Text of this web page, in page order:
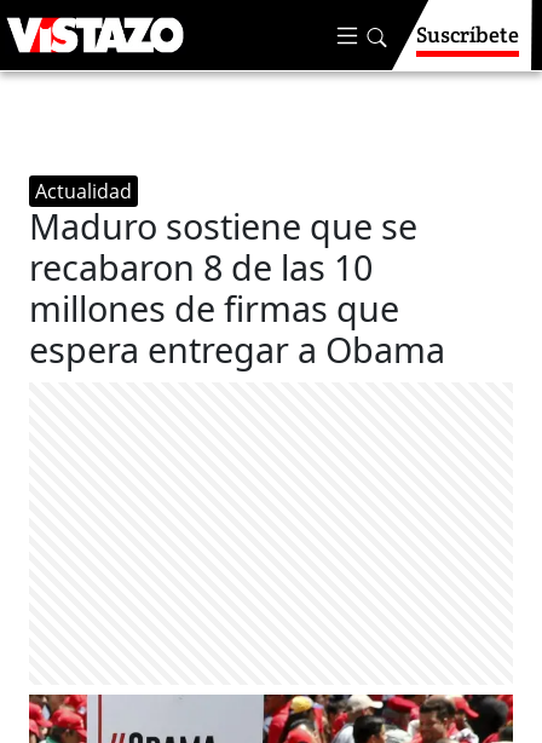
Suscríbete
Actualidad
Maduro sostiene que se
recabaron 8 de las 10
millones de firmas que
espera entregar a Obama